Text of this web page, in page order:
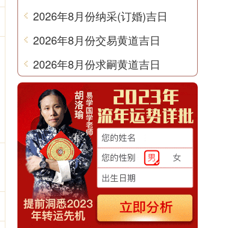
2026年8月份纳采(订婚)吉日
2026年8月份交易黄道吉日
2026年8月份求嗣黄道吉日